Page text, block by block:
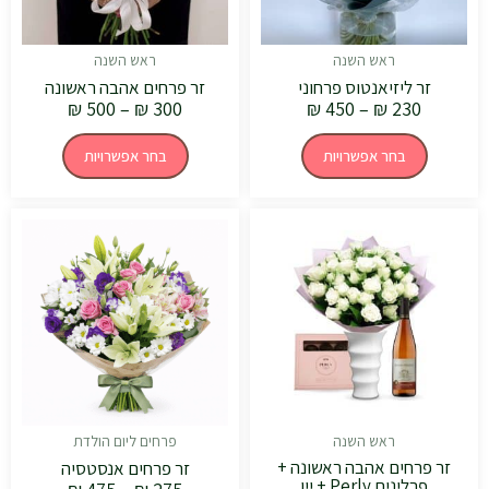
ראש השנה
זר ליזיאנטוס פרחוני
₪ 230
–
₪450
בחר אפשרויות
בעמוד
ראש השנה
זר פרחים אהבה ראשונה
₪ 300
–
₪ 500
בחר אפשרויות
בעמוד
ראש השנה
זר פרחים אהבה ראשונה +
פרחים ליום הולדת
זר פרחים אנסטסיה
עד
יש
מספר
סוגים.
ניתן
לבחור